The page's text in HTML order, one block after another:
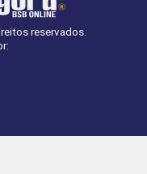
reservados.